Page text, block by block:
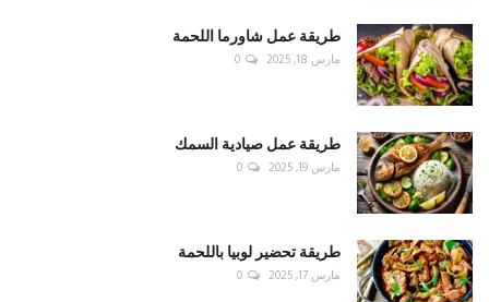
طريقة عمل شاورما اللحمة
مارس 18, 2025 0
طريقة عمل صيادية السمك
مارس 19, 2025 0
طريقة تحضير لوبيا باللحمة
مارس 17, 2025 0